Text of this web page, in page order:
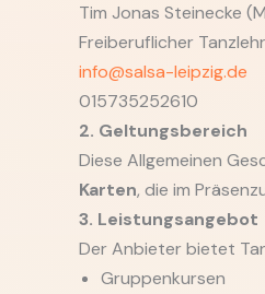
Tim Jonas Steinecke
Freiberuflicher
info@salsa-leipzig.de
015735252610
2. Geltungsbereich
Diese Allgemeinen
Karten, die im
3. Leistungsangebot
Der Anbieter bietet
Gruppenkursen